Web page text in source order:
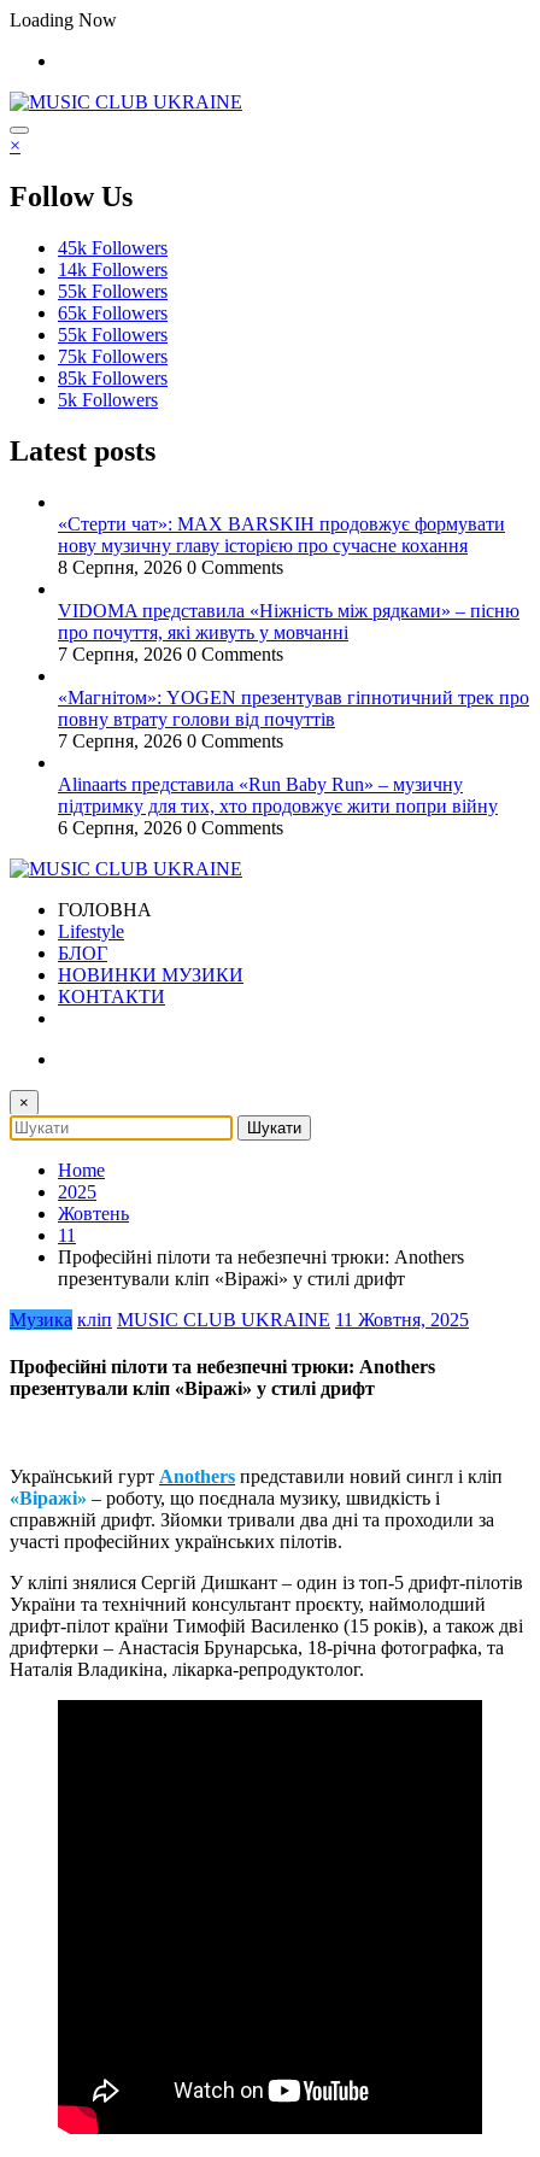
Перейти
контенту
Loading Now
×
Follow Us
45k Followers
14k Followers
55k Followers
65k Followers
55k Followers
75k Followers
85k Followers
5k Followers
Latest posts
«Стерти чат»: MAX BARSKIH продовжує формувати
нову музичну главу історією про сучасне кохання
8 Серпня, 2026 0 Comments
VIDOMA представила «Ніжність між рядками» – пісню
про почуття, які живуть у мовчанні
7 Серпня, 2026 0 Comments
«Магнітом»: YOGEN презентував гіпнотичний трек про
повну втрату голови від почуттів
7 Серпня, 2026 0 Comments
Alinaarts представила «Run Baby Run» – музичну
підтримку для тих, хто продовжує жити попри війну
6 Серпня, 2026 0 Comments
ГОЛОВНА
Lifestyle
БЛОГ
НОВИНКИ МУЗИКИ
КОНТАКТИ
×
Home
2025
Жовтень
11
Професійні пілоти та небезпечні трюки: Anothers
презентували кліп «Віражі» у стилі дрифт
Музика кліп MUSIC CLUB UKRAINE 11 Жовтня, 2025
Професійні пілоти та небезпечні трюки: Anothers
презентували кліп «Віражі» у стилі дрифт
Український гурт Anothers представили новий сингл і кліп
«Віражі» – роботу, що поєднала музику, швидкість і
справжній дрифт. Зйомки тривали два дні та проходили за
участі професійних українських пілотів.
У кліпі знялися Сергій Дишкант – один із топ-5 дрифт-пілотів
України та технічний консультант проєкту, наймолодший
дрифт-пілот країни Тимофій Василенко (15 років), а також дві
дрифтерки – Анастасія Брунарська, 18-річна фотографка, та
Наталія Владикіна, лікарка-репродуктолог.